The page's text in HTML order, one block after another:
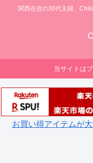
関西在住の30代主婦、
当サイトは
お買い得アイテムが